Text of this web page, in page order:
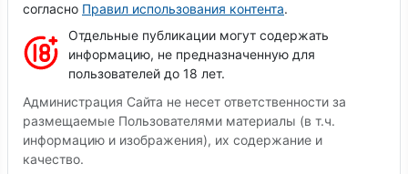
согласно Правил использования контента.
Отдельные публикации могут содержать
информацию, не предназначенную для
пользователей до 18 лет.
Администрация Сайта не несет ответственности за
размещаемые Пользователями материалы (в т.ч.
информацию и изображения), их содержание и
качество.